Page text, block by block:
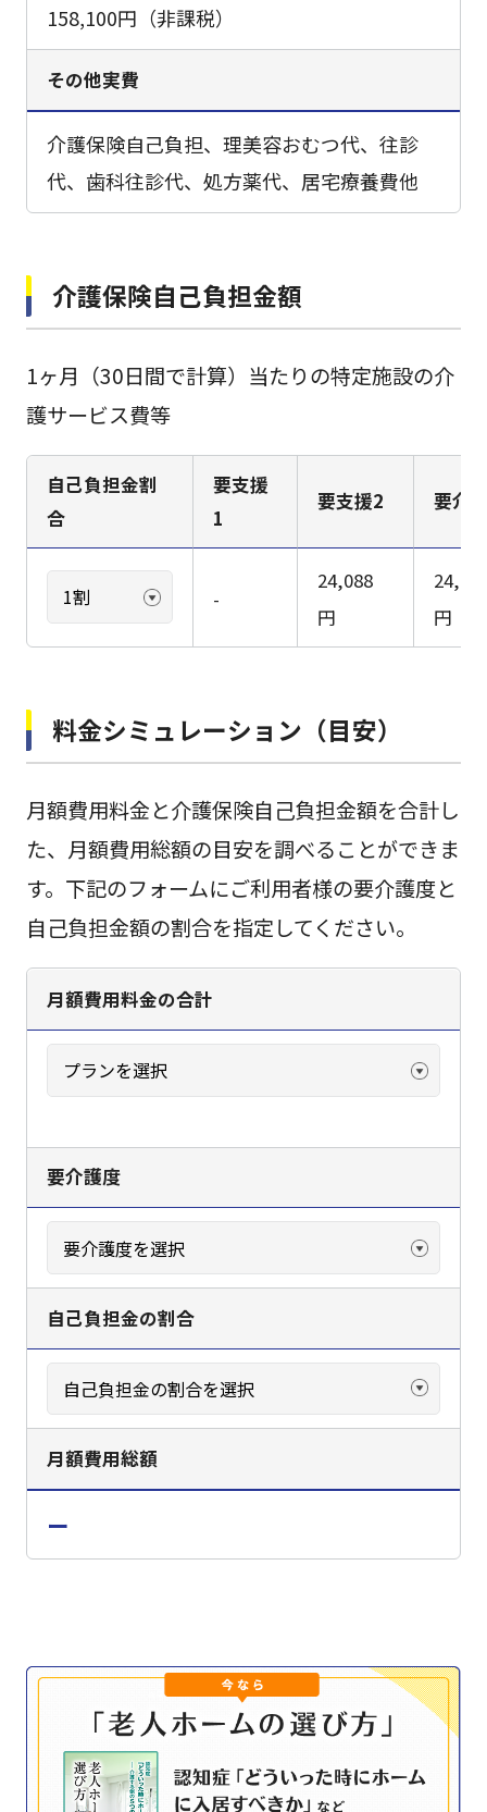
158,100円（非課税）
その他実費
介護保険自己負担、理美容おむつ代、往診
代、歯科往診代、処方薬代、居宅療養費他
介護保険自己負担金額
1ヶ月（30日間で計算）当たりの特定施設の介
護サービス費等
自己負担金割
合
要支援
1
要支援2 要介
-
24,088
円
円
料金シミュレーション（目安）
月額費用料金と介護保険自己負担金額を合計し
た、月額費用総額の目安を調べることができま
す。下記のフォームにご利用者様の要介護度と
自己負担金額の割合を指定してください。
月額費用料金の合計
要介護度
自己負担金の割合
月額費用総額
ー